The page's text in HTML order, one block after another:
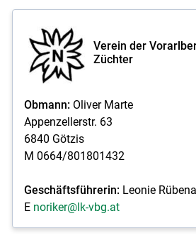
Verein der
Züchter
Obmann:Oliver Marte
Appenzellerstr. 63
6840 Götzis
M 0664/801801432
Geschäftsführerin:Leonie
E noriker@lk-vbg.at